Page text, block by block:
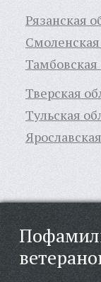
Рязанская
Смоленская
Тамбовская
Тверская
Тульская